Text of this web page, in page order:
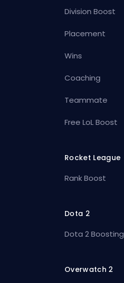
Division Boost
Placement
Wins
Coaching
Teammate
Free LoL Boost
Rocket League
Rank Boost
Dota 2
Dota 2 Boosting
Overwatch 2